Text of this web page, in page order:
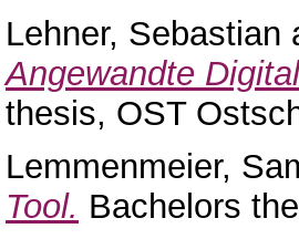
Lehner, Sebastian
Angewandte
thesis, OST
Lemmenmeier,
Tool. Bachelors